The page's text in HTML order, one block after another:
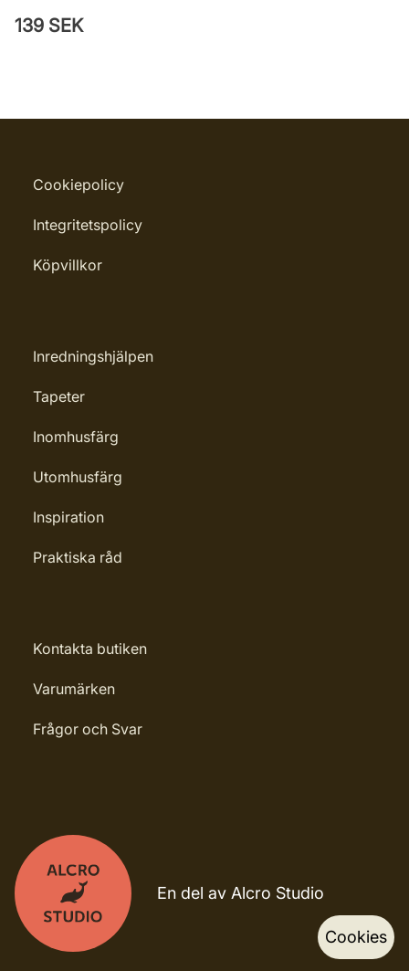
139 SEK
Cookiepolicy
Integritetspolicy
Köpvillkor
Inredningshjälpen
Tapeter
Inomhusfärg
Utomhusfärg
Inspiration
Praktiska råd
Kontakta butiken
Varumärken
Frågor och Svar
En del av Alcro Studio
Cookies